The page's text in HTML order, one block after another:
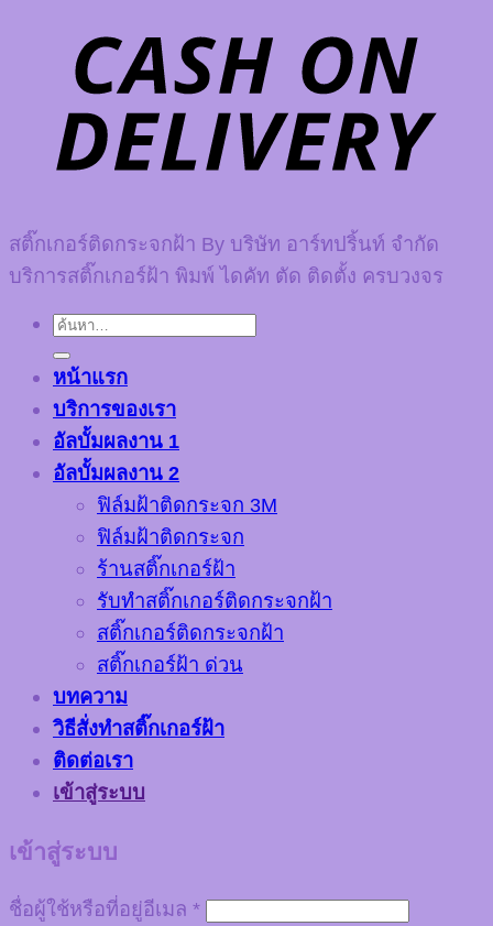
สติ๊กเกอร์ติดกระจกฝ้า By บริษัท อาร์ทปริ้นท์ จำกัด
บริการสติ๊กเกอร์ฝ้า พิมพ์ ไดคัท ตัด ติดตั้ง ครบวงจร
ค้นหา:
หน้าแรก
บริการของเรา
อัลบั้มผลงาน 1
อัลบั้มผลงาน 2
ฟิล์มฝ้าติดกระจก 3M
ฟิล์มฝ้าติดกระจก
ร้านสติ๊กเกอร์ฝ้า
รับทำสติ๊กเกอร์ติดกระจกฝ้า
สติ๊กเกอร์ติดกระจกฝ้า
สติ๊กเกอร์ฝ้า ด่วน
บทความ
วิธีสั่งทำสติ๊กเกอร์ฝ้า
ติดต่อเรา
เข้าสู่ระบบ
เข้าสู่ระบบ
ชื่อผู้ใช้หรือที่อยู่อีเมล *